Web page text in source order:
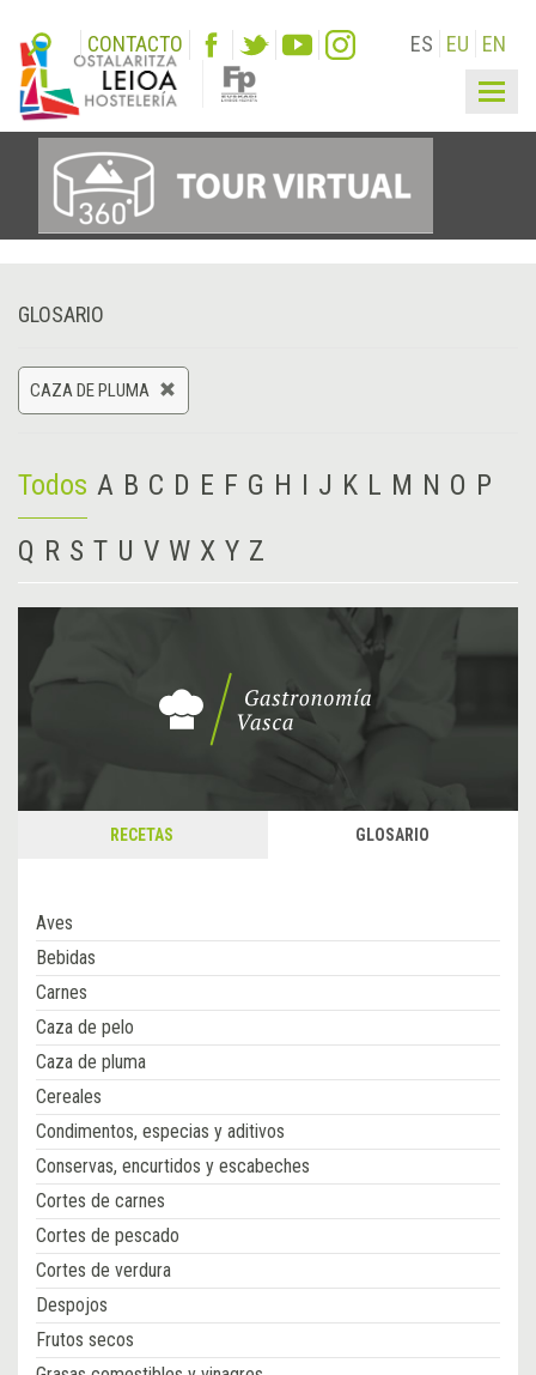
CONTACTO ES EU EN
GLOSARIO
CAZA DE PLUMA
Todos A B C D E F G H I J K L M N O P
Q R S T U V W X Y Z
RECETAS GLOSARIO
Aves
Bebidas
Carnes
Caza de pelo
Caza de pluma
Cereales
Condimentos, especias y aditivos
Conservas, encurtidos y escabeches
Cortes de carnes
Cortes de pescado
Cortes de verdura
Despojos
Frutos secos